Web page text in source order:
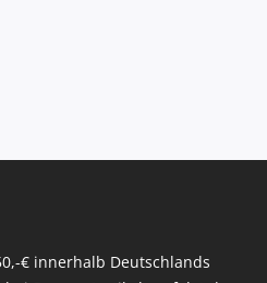
€ innerhalb Deutschlands